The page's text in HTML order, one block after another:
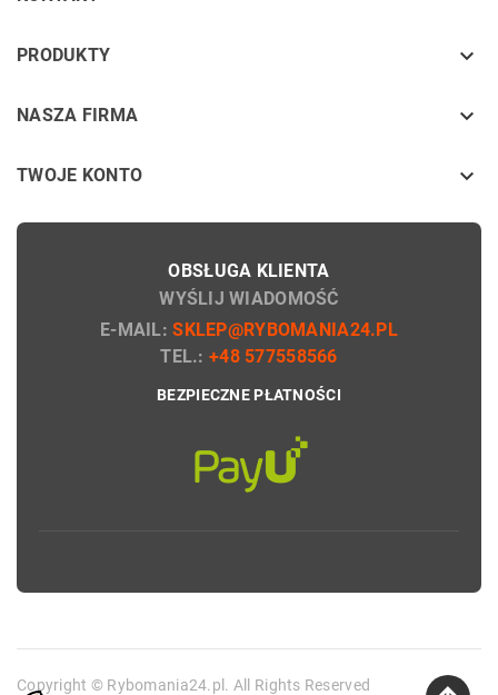
PRODUKTY keyboard_arrow_down
NASZA FIRMA keyboard_arrow_down
TWOJE KONTO 
OBSŁUGA KLIENTA
WYŚLIJ WIADOMOŚĆ
E-MAIL:SKLEP@RYBOMANIA24.PL
TEL.:+48 577558566
BEZPIECZNE PŁATNOŚCI
Copyright © Rybomania24.pl. All Rights Reserved